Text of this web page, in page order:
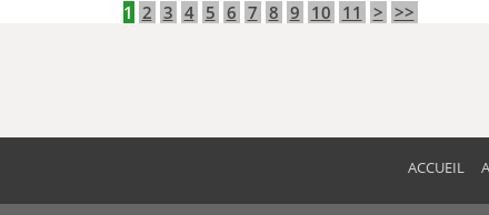
1 2 3 4 5 6 7 8 9 10 11 > >>
ACCUEIL